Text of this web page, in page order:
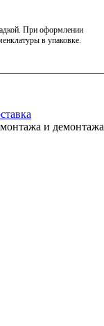
При оформлении
в упаковке.
и демонтажа